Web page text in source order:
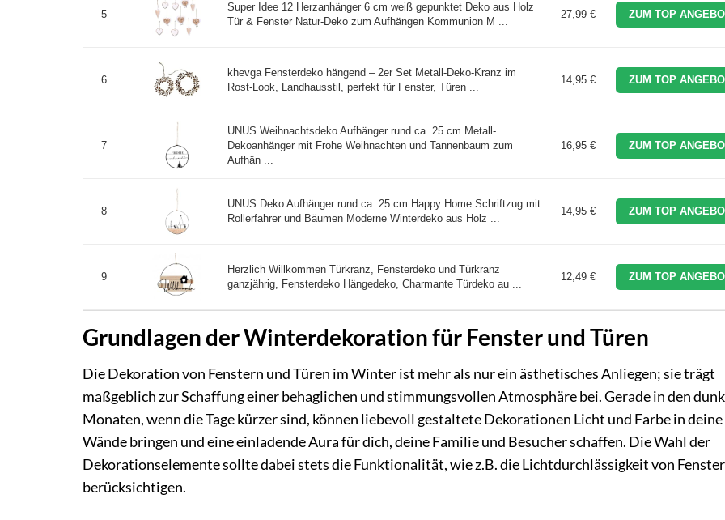
5
Super Idee 12 Herzanhänger 6 cm weiß gepunktet Deko aus Holz
Tür & Fenster Natur-Deko zum Aufhängen Kommunion M ...
27,99 € ZUM TOP
6
khevga Fensterdeko hängend – 2er Set Metall-Deko-Kranz im
Rost-Look, Landhausstil, perfekt für Fenster, Türen ...
14,95 € ZUM TOP
7
UNUS Weihnachtsdeko Aufhänger rund ca. 25 cm Metall-
Dekoanhänger mit Frohe Weihnachten und Tannenbaum zum
Aufhän ...
16,95 € ZUM TOP
8
UNUS Deko Aufhänger rund ca. 25 cm Happy Home Schriftzug mit
Rollerfahrer und Bäumen Moderne Winterdeko aus Holz ...
14,95 € ZUM TOP
9
Herzlich Willkommen Türkranz, Fensterdeko und Türkranz
ganzjährig, Fensterdeko Hängedeko, Charmante Türdeko au ...
12,49 € ZUM TOP
Grundlagen der Winterdekoration für Fenster und Türen
Die Dekoration von Fenstern und Türen im Winter ist mehr als nur ein ästhetisches Anliegen; sie trägt
maßgeblich zur Schaffung einer behaglichen und stimmungsvollen Atmosphäre bei. Gerade in den
Monaten, wenn die Tage kürzer sind, können liebevoll gestaltete Dekorationen Licht und Farbe in
Wände bringen und eine einladende Aura für dich, deine Familie und Besucher schaffen. Die Wahl der
Dekorationselemente sollte dabei stets die Funktionalität, wie z.B. die Lichtdurchlässigkeit von
berücksichtigen.